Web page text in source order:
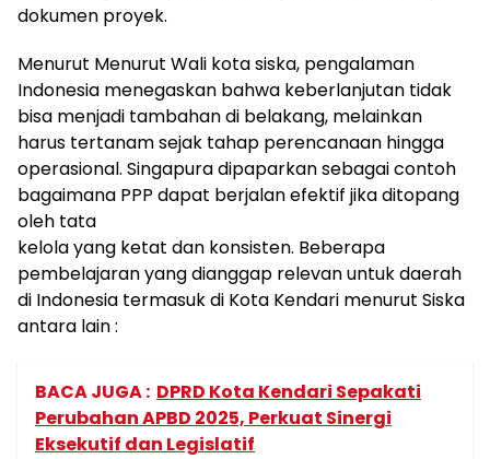
dokumen proyek.
Menurut Menurut Wali kota siska, pengalaman
Indonesia menegaskan bahwa keberlanjutan tidak
bisa menjadi tambahan di belakang, melainkan
harus tertanam sejak tahap perencanaan hingga
operasional. Singapura dipaparkan sebagai contoh
bagaimana PPP dapat berjalan efektif jika ditopang
oleh tata
kelola yang ketat dan konsisten. Beberapa
pembelajaran yang dianggap relevan untuk daerah
di Indonesia termasuk di Kota Kendari menurut Siska
antara lain :
BACA JUGA : DPRD Kota Kendari Sepakati
Perubahan APBD 2025, Perkuat Sinergi
Eksekutif dan Legislatif